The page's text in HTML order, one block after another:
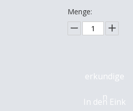
Menge:
erkundige
n
In den Eink